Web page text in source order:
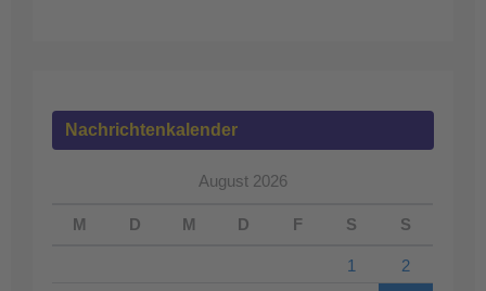
Nachrichtenkalender
August 2026
M D M D F S S
1
2